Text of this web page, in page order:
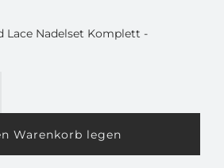
Lace Nadelset Komplett -
Warenkorb legen
L
a